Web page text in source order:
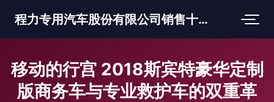
程力专用汽车股份有限公司销售十三分公司
移动的行宫 2018斯宾特豪华定制
版商务车与专业救护车的双重革